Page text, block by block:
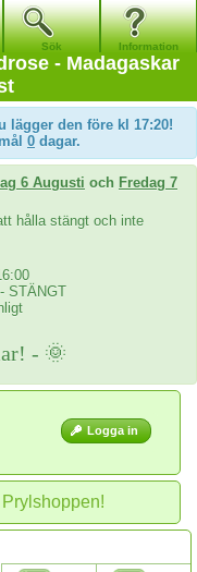
Sök Information
- Madagaskar
lägger den före kl 17:20!
0 dagar.
6 Augusti och Fredag 7
hålla stängt och inte
STÄNGT
- 🌞
Logga in